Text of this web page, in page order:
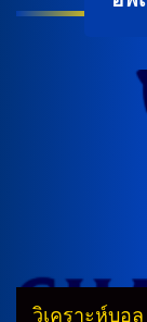
วิเคราะห์บอ